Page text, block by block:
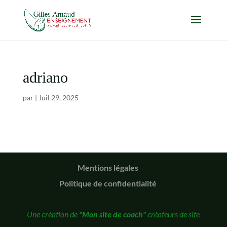
adriano
par | Juil 29, 2025
Mentions légales
Politique de confidentialité
Une création de "Mon site de coach"créateurs de site